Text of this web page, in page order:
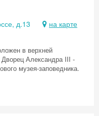
д.13 на карте
в верхней
Александра III -
музея-заповедника.